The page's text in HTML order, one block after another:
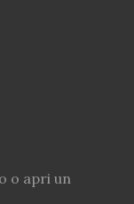
o apri un